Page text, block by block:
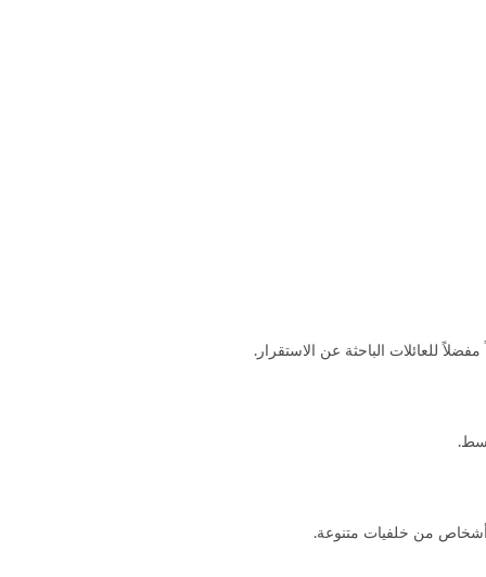
للعائلات الباحثة عن الاستقرار.
أشخاص من خلفيات متنوعة.